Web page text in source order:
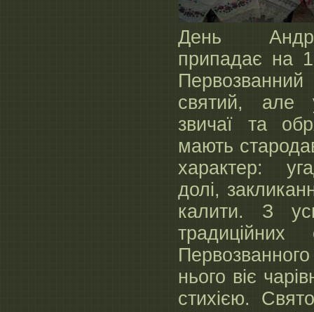
День
припадає на
святий, але
звичаї та
мають
характер:
долі,
калити. З
нього віє
стихією.